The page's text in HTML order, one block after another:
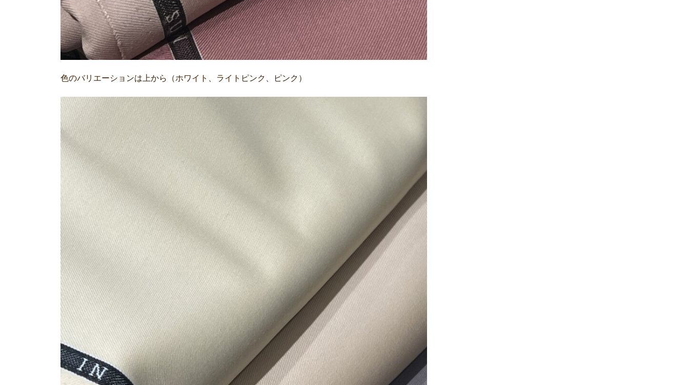
色のバリエーションは上から（ホワイト、ライトピンク、ピンク）